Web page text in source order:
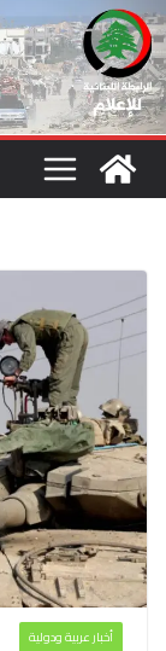
أخبار عربية ودولية